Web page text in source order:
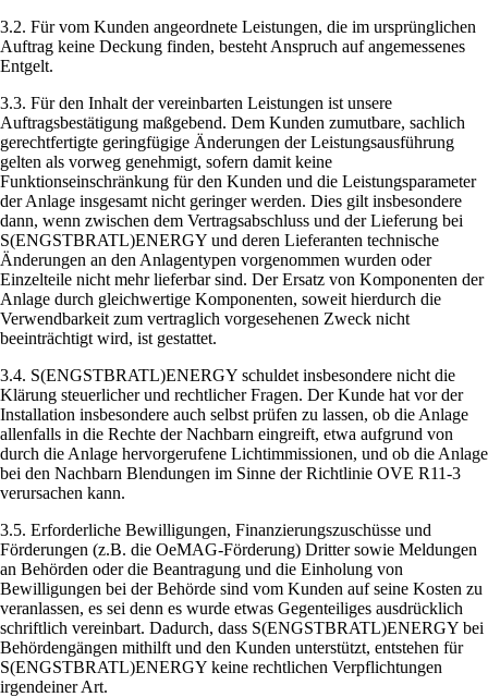
3.2. Für vom Kunden angeordnete Leistungen, die im ursprünglichen
Auftrag keine Deckung finden, besteht Anspruch auf angemessenes
Entgelt.
3.3. Für den Inhalt der vereinbarten Leistungen ist unsere
Auftragsbestätigung maßgebend. Dem Kunden zumutbare, sachlich
gerechtfertigte geringfügige Änderungen der Leistungsausführung
gelten als vorweg genehmigt, sofern damit keine
Funktionseinschränkung für den Kunden und die Leistungsparameter
der Anlage insgesamt nicht geringer werden. Dies gilt insbesondere
dann, wenn zwischen dem Vertragsabschluss und der Lieferung bei
S(ENGSTBRATL)ENERGY und deren Lieferanten technische
Änderungen an den Anlagentypen vorgenommen wurden oder
Einzelteile nicht mehr lieferbar sind. Der Ersatz von Komponenten der
Anlage durch gleichwertige Komponenten, soweit hierdurch die
Verwendbarkeit zum vertraglich vorgesehenen Zweck nicht
beeinträchtigt wird, ist gestattet.
3.4. S(ENGSTBRATL)ENERGY schuldet insbesondere nicht die
Klärung steuerlicher und rechtlicher Fragen. Der Kunde hat vor der
Installation insbesondere auch selbst prüfen zu lassen, ob die Anlage
allenfalls in die Rechte der Nachbarn eingreift, etwa aufgrund von
durch die Anlage hervorgerufene Lichtimmissionen, und ob die Anlage
bei den Nachbarn Blendungen im Sinne der Richtlinie OVE R11-3
verursachen kann.
3.5. Erforderliche Bewilligungen, Finanzierungszuschüsse und
Förderungen (z.B. die OeMAG-Förderung) Dritter sowie Meldungen
an Behörden oder die Beantragung und die Einholung von
Bewilligungen bei der Behörde sind vom Kunden auf seine Kosten zu
veranlassen, es sei denn es wurde etwas Gegenteiliges ausdrücklich
schriftlich vereinbart. Dadurch, dass S(ENGSTBRATL)ENERGY bei
Behördengängen mithilft und den Kunden unterstützt, entstehen für
S(ENGSTBRATL)ENERGY keine rechtlichen Verpflichtungen
irgendeiner Art.